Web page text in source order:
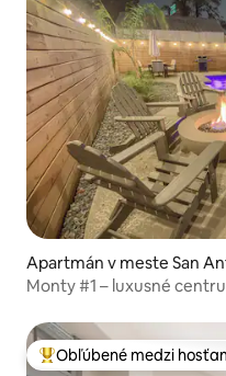
Apartmán v meste San
Monty #1 – luxusné
Najobľúbenejšie medzi
Obľúbené medzi